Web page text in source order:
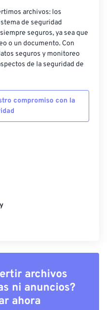
archivos: los
de seguridad
seguros, ya sea que
o un documento. Con
seguros y monitoreo
de la seguridad de
compromiso con la
archivos
ni anuncios?
ahora